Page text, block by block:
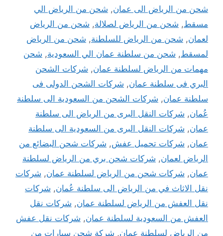
شحن من الرياض الى عمان, شحن من الرياض الي
مسقط, شحن من الرياض لصلالة, شحن من الرياض
لعمان, شحن من الرياض للسلطنة, شحن من الرياض
لمسقط, شحن من سلطنة عمان الي السعودية, شحن
مهمات من الرياض لسلطنة عمان, شركات الشحن
البري فى سلطنة عمان, شركات الشحن الدولى فى
سلطنة عمان, شركات الشحن من السعودية الى سلطنة
عُمان, شركات النقل البرى من الرياض الى سلطنة
عمان, شركات النقل البرى من السعودية الى سلطنة
عمان, شركات تحميل عفش, شركات شحن البضائع من
الرياض لعمان, شركات شحن بري من الرياض لسلطنة
عمان, شركات شحن من الرياض لسلطنة عمان, شركات
نقل الاثاث في من الرياض الى سلطنة عُمان, شركات
نقل العفش من الرياض لسلطنة عمان, شركات نقل
العفش من السعودية لسلطنة عمان, شركات نقل عفش
من الرياض لسلطنة عمان, شركة شحن سيارات من